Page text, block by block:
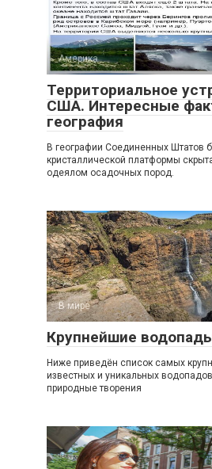
Америка
Территориальное
США. Интересные
география
В географии Соединенных Штатов
кристаллической платформы
одеялом осадочных пород.
В мире
Крупнейшие
Ниже приведён список самых
известных и уникальных
природные творения